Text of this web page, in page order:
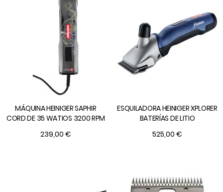
MÁQUINA HEINIGER SAPHIR
CORD DE 35 WATIOS 3200 RPM
239,00 €
ESQUILADORA HEINIGER XPLORER
BATERÍAS DE LITIO
525,00 €